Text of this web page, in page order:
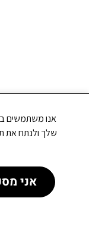
שלך ולנתח את
אני